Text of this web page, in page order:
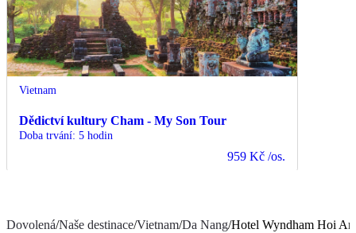
Vietnam
Dědictví kultury Cham - My Son Tour
Doba trvání: 5 hodin
959 Kč /os.
Dovolená/Naše destinace/Vietnam/Da Nang/Hotel Wyndham Hoi